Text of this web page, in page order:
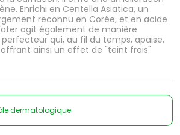
Enrichi en Centella Asiatica, un
reconnu en Corée, et en acide
agit également de manière
qui, au fil du temps, apaise,
ainsi un effet de "teint frais"
dermatologique